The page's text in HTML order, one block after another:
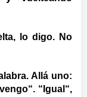
lo digo. No
Allá uno:
“Igual“,